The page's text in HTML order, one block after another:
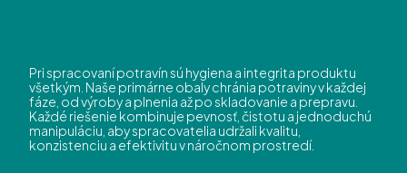
Pri spracovaní potravín sú hygiena a integrita produktu
všetkým. Naše primárne obaly chránia potraviny v každej
fáze, od výroby a plnenia až po skladovanie a prepravu.
Každé riešenie kombinuje pevnosť, čistotu a jednoduchú
manipuláciu, aby spracovatelia udržali kvalitu,
konzistenciu a efektivitu v náročnom prostredí.